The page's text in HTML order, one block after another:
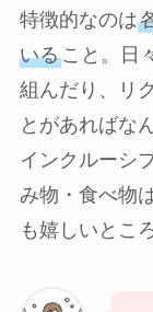
特徴的なのは
いること。日
組んだり、リ
とがあればな
インクルーシ
み物・食べ物
も嬉しいところ